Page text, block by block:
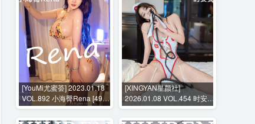
[YouMi尤蜜荟] 2023.01.18
VOL.892 小海臀Rena [49P-
452MB]
[XINGYAN星颜社]
2026.01.08 VOL.454 时安安
[72P-744MB]